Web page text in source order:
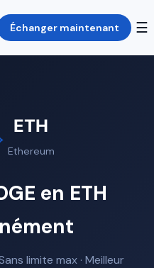
Échanger maintenant ☰
ETH
Ethereum
en ETH
limite max · Meilleur